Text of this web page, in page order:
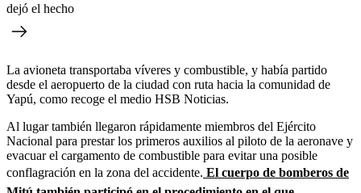
dejó el hecho
La avioneta transportaba víveres y combustible, y había partido
desde el aeropuerto de la ciudad con ruta hacia la comunidad de
Yapú, como recoge el medio HSB Noticias.
Al lugar también llegaron rápidamente miembros del Ejército
Nacional para prestar los primeros auxilios al piloto de la aeronave y
evacuar el cargamento de combustible para evitar una posible
conflagración en la zona del accidente. El cuerpo de bomberos de